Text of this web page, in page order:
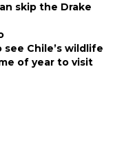
skip the Drake
Chile’s wildlife
of year to visit